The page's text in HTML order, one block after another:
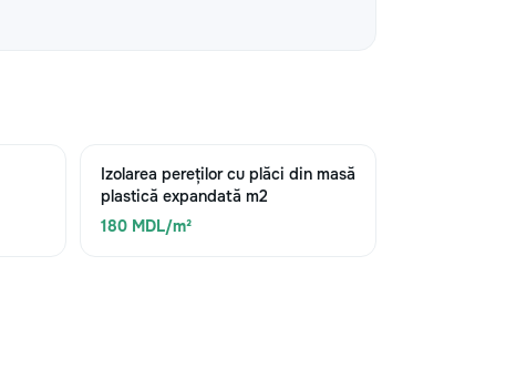
Izolarea pereților cu plăci din masă
plastică expandată m2
180 MDL/m²